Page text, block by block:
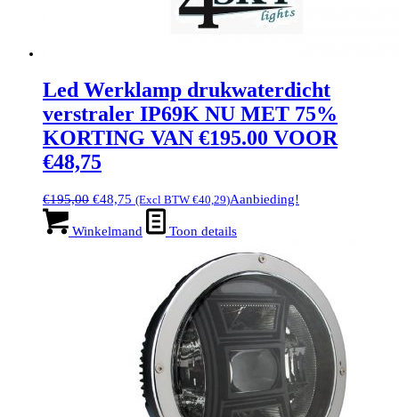
Led Werklamp drukwaterdicht
verstraler IP69K NU MET 75%
KORTING VAN €195.00 VOOR
€48,75
€195,00 Oorspronkelijke
was:
€48,75 Huidige
prijs
is:
(Excl BTW €40,29)Aanbieding!
Winkelmand Toon details